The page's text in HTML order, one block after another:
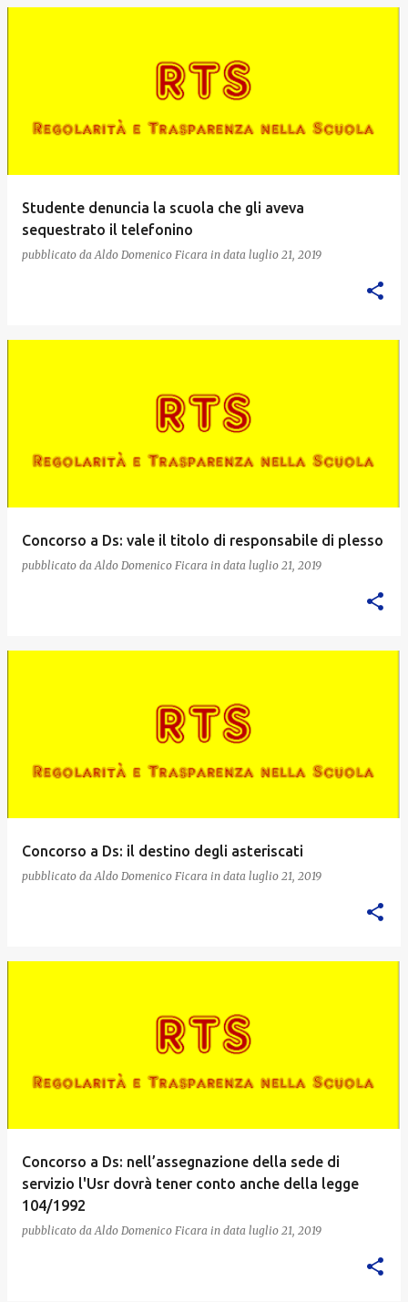
Studente denuncia la scuola che gli aveva
sequestrato il telefonino
pubblicato da Aldo Domenico Ficara in data luglio 21, 2019
Concorso a Ds: vale il titolo di responsabile di plesso
pubblicato da Aldo Domenico Ficara in data luglio 21, 2019
Concorso a Ds: il destino degli asteriscati
pubblicato da Aldo Domenico Ficara in data luglio 21, 2019
Concorso a Ds: nell’assegnazione della sede di
servizio l'Usr dovrà tener conto anche della legge
104/1992
pubblicato da Aldo Domenico Ficara in data luglio 21, 2019